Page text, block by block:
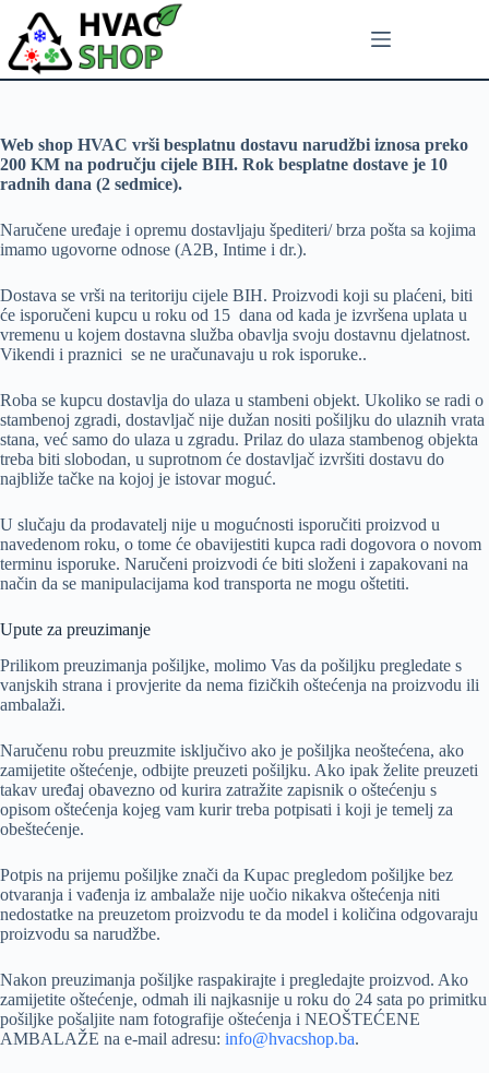
Web shop HVAC vrši besplatnu dostavu narudžbi iznosa preko
200 KM na području cijele BIH. Rok besplatne dostave je 10
radnih dana (2 sedmice).
Naručene uređaje i opremu dostavljaju špediteri/ brza pošta sa kojima
imamo ugovorne odnose (A2B, Intime i dr.).
Dostava se vrši na teritoriju cijele BIH. Proizvodi koji su plaćeni, biti
će isporučeni kupcu u roku od 15 dana od kada je izvršena uplata u
vremenu u kojem dostavna služba obavlja svoju dostavnu djelatnost.
Vikendi i praznici se ne uračunavaju u rok isporuke..
Roba se kupcu dostavlja do ulaza u stambeni objekt. Ukoliko se radi o
stambenoj zgradi, dostavljač nije dužan nositi pošiljku do ulaznih vrata
stana, već samo do ulaza u zgradu. Prilaz do ulaza stambenog objekta
treba biti slobodan, u suprotnom će dostavljač izvršiti dostavu do
najbliže tačke na kojoj je istovar moguć.
U slučaju da prodavatelj nije u mogućnosti isporučiti proizvod u
navedenom roku, o tome će obavijestiti kupca radi dogovora o novom
terminu isporuke. Naručeni proizvodi će biti složeni i zapakovani na
način da se manipulacijama kod transporta ne mogu oštetiti.
Upute za preuzimanje
Prilikom preuzimanja pošiljke, molimo Vas da pošiljku pregledate s
vanjskih strana i provjerite da nema fizičkih oštećenja na proizvodu ili
ambalaži.
Naručenu robu preuzmite isključivo ako je pošiljka neoštećena, ako
zamijetite oštećenje, odbijte preuzeti pošiljku. Ako ipak želite preuzeti
takav uređaj obavezno od kurira zatražite zapisnik o oštećenju s
opisom oštećenja kojeg vam kurir treba potpisati i koji je temelj za
obeštećenje.
Potpis na prijemu pošiljke znači da Kupac pregledom pošiljke bez
otvaranja i vađenja iz ambalaže nije uočio nikakva oštećenja niti
nedostatke na preuzetom proizvodu te da model i količina odgovaraju
proizvodu sa narudžbe.
Nakon preuzimanja pošiljke raspakirajte i pregledajte proizvod. Ako
zamijetite oštećenje, odmah ili najkasnije u roku do 24 sata po primitku
pošiljke pošaljite nam fotografije oštećenja i NEOŠTEĆENE
AMBALAŽE na e-mail adresu: info@hvacshop.ba.